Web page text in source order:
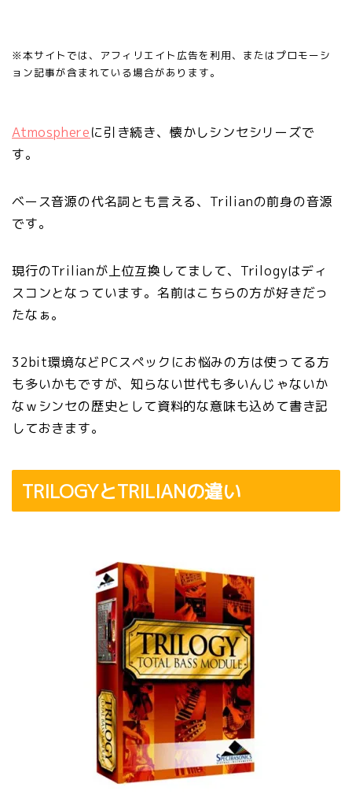
※本サイトでは、アフィリエイト広告を利用、またはプロモーシ
ョン記事が含まれている場合があります。
Atmosphereに引き続き、懐かしシンセシリーズで
す。
ベース音源の代名詞とも言える、Trilianの前身の音源
です。
現行のTrilianが上位互換してまして、Trilogyはディ
スコンとなっています。名前はこちらの方が好きだっ
たなぁ。
32bit環境などPCスペックにお悩みの方は使ってる方
も多いかもですが、知らない世代も多いんじゃないか
なｗシンセの歴史として資料的な意味も込めて書き記
しておきます。
TRILOGYとTRILIANの違い